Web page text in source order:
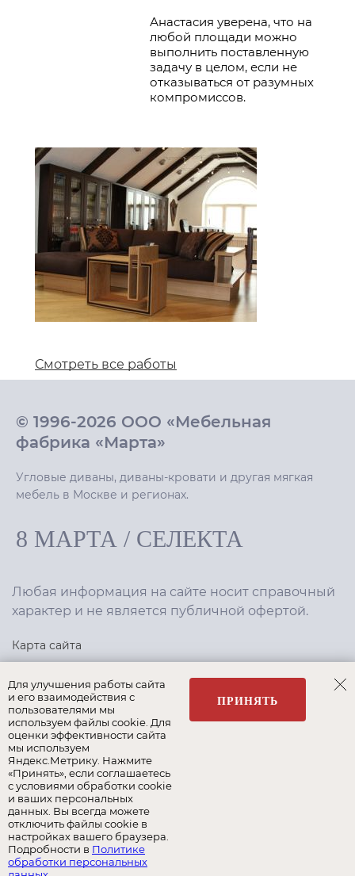
Анастасия уверена, что на
любой площади можно
выполнить поставленную
задачу в целом, если не
отказываться от разумных
компромиссов.
Смотреть все работы
© 1996-2026 ООО «Мебельная
фабрика «Марта»
Угловые диваны, диваны-кровати и другая мягкая
мебель в Москве и регионах.
8 МАРТА / СЕЛЕКТА
Любая информация на сайте носит справочный
характер и не является публичной офертой.
Карта сайта
Политика конфиденциальности
Создание сайта,интернет-маркетинг
Наши бренды:
8 Марта Селекта
Albert&Shtein
Для улучшения работы сайта
и его взаимодействия с
пользователями мы
используем файлы cookie. Для
оценки эффективности сайта
мы используем
Яндекс.Метрику. Нажмите
«Принять», если соглашаетесь
с условиями обработки cookie
и ваших персональных
данных. Вы всегда можете
отключить файлы cookie в
настройках вашего браузера.
Подробности в Политике
обработки персональных
ПРИНЯТЬ